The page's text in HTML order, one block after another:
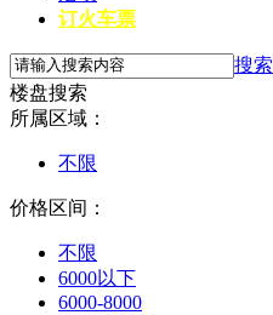
订火车票
搜索
楼盘搜索
所属区域：
不限
价格区间：
不限
6000以下
6000-8000